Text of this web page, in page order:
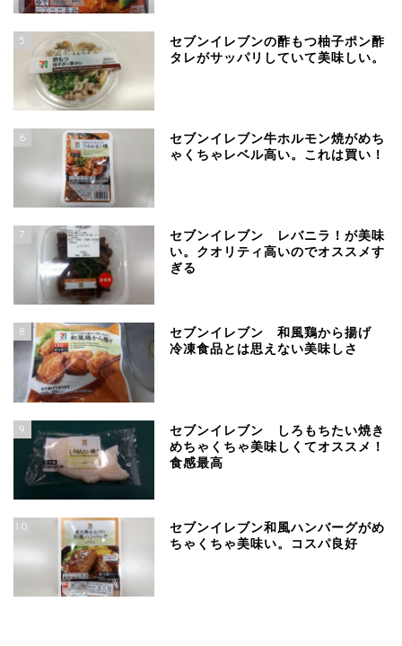
5
セブンイレブンの酢もつ柚子ポン酢
タレがサッパリしていて美味しい。
6
セブンイレブン牛ホルモン焼がめち
ゃくちゃレベル高い。これは買い！
7
セブンイレブン レバニラ！が美味
い。クオリティ高いのでオススメす
ぎる
8
セブンイレブン 和風鶏から揚げ
冷凍食品とは思えない美味しさ
9
セブンイレブン しろもちたい焼き
めちゃくちゃ美味しくてオススメ！
食感最高
10
セブンイレブン和風ハンバーグがめ
ちゃくちゃ美味い。コスパ良好